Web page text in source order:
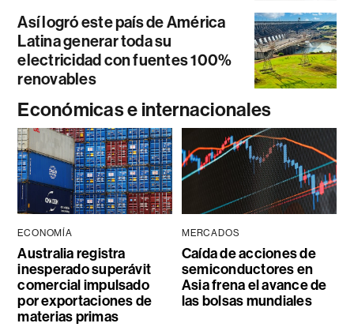
Así logró este país de América
Latina generar toda su
electricidad con fuentes 100%
renovables
Económicas e internacionales
ECONOMÍA
Australia registra
inesperado superávit
comercial impulsado
por exportaciones de
materias primas
MERCADOS
Caída de acciones de
semiconductores en
Asia frena el avance de
las bolsas mundiales